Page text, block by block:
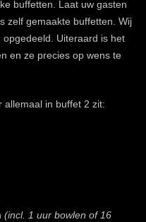
buffetten. Laat uw gasten
zelf gemaakte buffetten. Wij
Uiteraard is het
en ze precies op wens te
allemaal in buffet 2 zit:
(incl. 1 uur bowlen of 16